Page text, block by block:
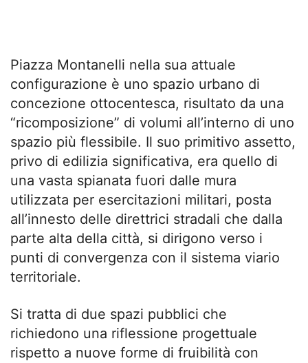
Piazza Montanelli nella sua attuale
configurazione è uno spazio urbano di
concezione ottocentesca, risultato da una
“ricomposizione” di volumi all’interno di uno
spazio più flessibile. Il suo primitivo assetto,
privo di edilizia significativa, era quello di
una vasta spianata fuori dalle mura
utilizzata per esercitazioni militari, posta
all’innesto delle direttrici stradali che dalla
parte alta della città, si dirigono verso i
punti di convergenza con il sistema viario
territoriale.
Si tratta di due spazi pubblici che
richiedono una riflessione progettuale
rispetto a nuove forme di fruibilità con